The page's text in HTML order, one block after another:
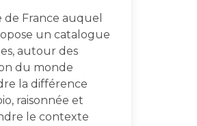
de France auquel
un catalogue
autour des
du monde
la différence
raisonnée et
le contexte